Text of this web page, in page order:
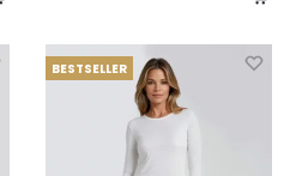
BESTSELLER